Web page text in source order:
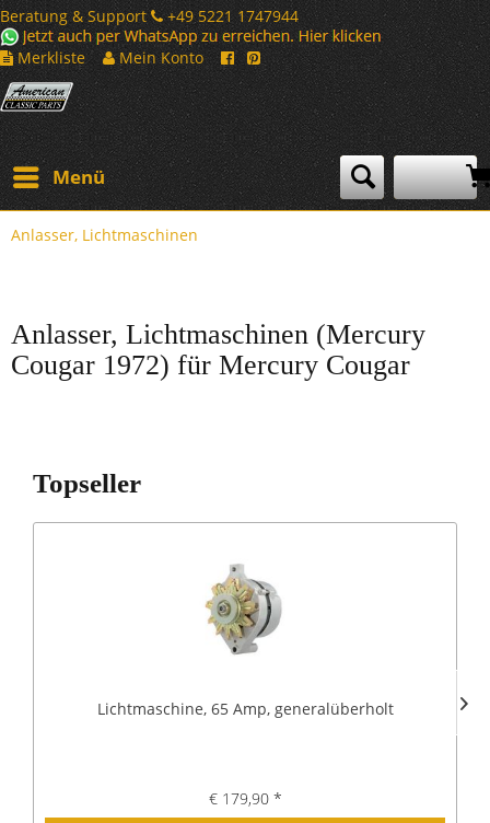
Beratung & Support
+49 5221 1747944
Merkliste
Mein Konto
Menü
Anlasser, Lichtmaschinen
Anlasser, Lichtmaschinen (Mercury
Cougar 1972) für Mercury Cougar
Topseller
Lichtmaschine, 65 Amp, generalüberholt
€ 179,90 *